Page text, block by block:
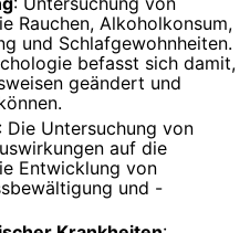
Rauchen, Alkoholkonsum,
und Schlafgewohnheiten.
befasst sich damit,
geändert und
: Die Untersuchung von
auf die
Entwicklung von
und -